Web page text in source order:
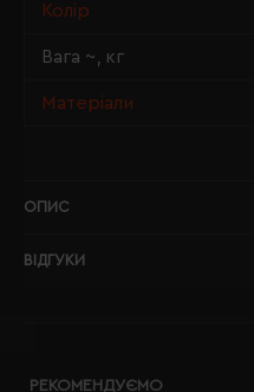
Колір
Вага ~, кг
Матеріали
ОПИС
ВІДГУКИ
РЕКОМЕНДУЄМО